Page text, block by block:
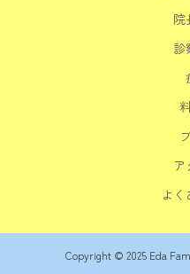
院
診
ア
よ
Copyright © 2025 Eda
電話予約